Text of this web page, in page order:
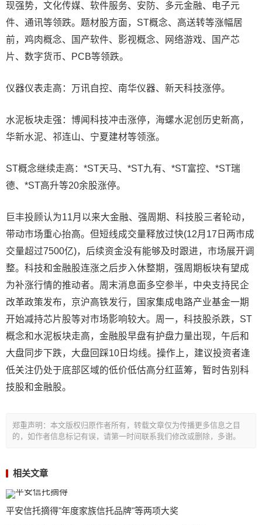
现强势，文化传媒、软件服务、安防、多元金融、电子元
件、通讯等领跌。题材股方面，ST概念、高送转等涨幅居
前，鸡肉概念、国产软件、影视概念、网络游戏、国产芯
片、数字货币、PCB等领跌。
仪器仪表走高：万讯自控、南华仪器、新天科技涨停。
水泥板块走强：博闻科技冲击涨停，海螺水泥创历史新高，
华新水泥、祁连山、宁夏建材等领涨。
ST概念继续走高：*ST天马、*ST九有、*ST富控、*ST瑞
德、*ST高升等20余股涨停。
巨丰投顾认为11月以来大金融、强周期、科技股三者轮动，
带动市场重心抬高。但短线成交量释放过快(12月17日两市成
交量超过7500亿)，后续资金没有能够及时跟进，市场展开调
整。科技和金融股连涨之后步入休整期，强周期板块有望成
为补涨行情的推动者。周末消息面多空参半，中央支持民企
改革政策发布，京沪高铁发行，国家集成电路产业基金一期
开始减持芯片股等对市场影响较大。周一，科技股杀跌，ST
概念和水泥板块走高，金融股早盘有护盘力量出现，午后和
大盘同步下跌，大盘回踩10日均线。操作上，建议投资者逢
低关注仍处于底部区域的低价低估高分红蓝筹，暂时告别科
技股和金融股。
郑重声明：本文版权归原作者所有，转载文章仅为传播更多信息之目
的，如作者信息标记有误，请第一时间联系我们修改或删除，多谢。
相关文章
平安信托摘得"年度家族信托品牌"等两项大奖